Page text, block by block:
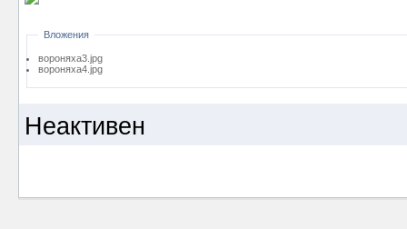
Вложения
вороняха3.jpg
вороняха4.jpg
Неактивен